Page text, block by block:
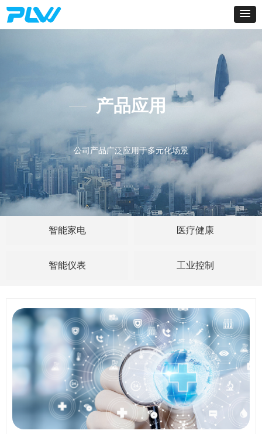
产品应用
公司产品广泛应用于多元化场景
智能家电 医疗健康
智能仪表 工业控制